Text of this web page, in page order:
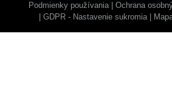
Podmienky používania
Ochrana
GDPR - Nastavenie sukromia